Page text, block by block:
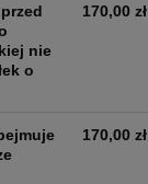
nie
o
170,00 zł
170,00 zł